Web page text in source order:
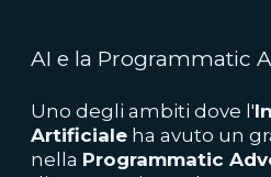
AI e la Programmatic
Uno degli ambiti dove l'
Artificiale ha avuto un
nella Programmatic